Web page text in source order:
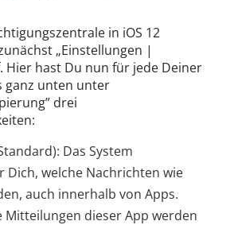
in iOS 12
„Einstellungen |
Hier hast Du nun für jede Deiner
ganz unten unter
drei
Das System
Dich, welche Nachrichten wie
auch innerhalb von Apps.
Mitteilungen dieser App werden